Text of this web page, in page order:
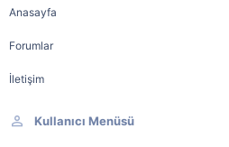
Anasayfa
Forumlar
İletişim
Kullanıcı Menüsü